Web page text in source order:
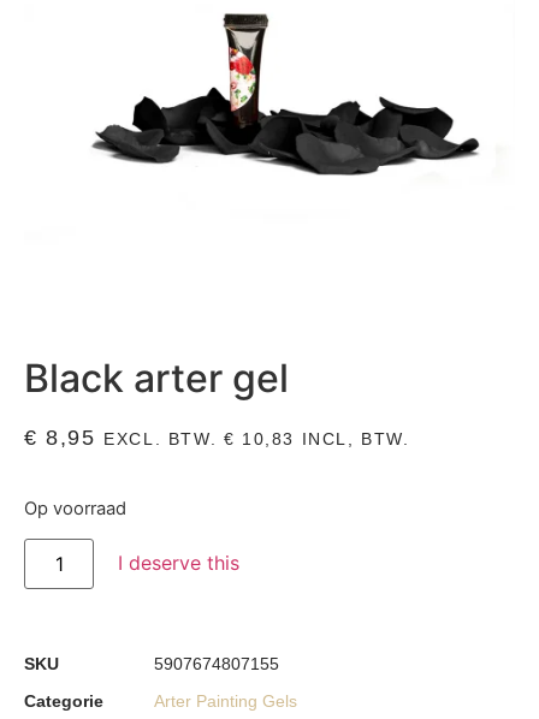
Black arter gel
€ 8,95 EXCL. BTW. € 10,83 INCL, BTW.
Op voorraad
I deserve this
SKU
5907674807155
Categorie
Arter Painting Gels